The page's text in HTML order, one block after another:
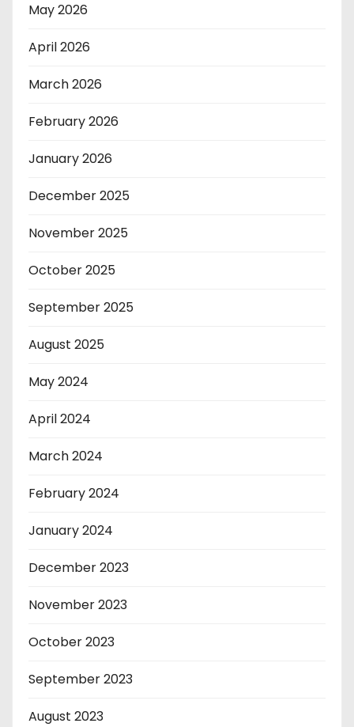
May 2026
April 2026
March 2026
February 2026
January 2026
December 2025
November 2025
October 2025
September 2025
August 2025
May 2024
April 2024
March 2024
February 2024
January 2024
December 2023
November 2023
October 2023
September 2023
August 2023